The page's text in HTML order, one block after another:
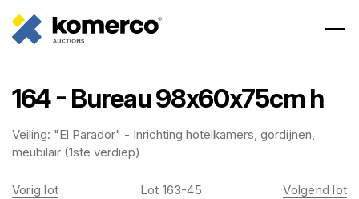
164 - Bureau 98x60x75cm h
Veiling: "El Parador" - Inrichting hotelkamers, gordijnen,
meubilair (1ste verdiep)
Vorig lot Lot 163-45 Volgend lot